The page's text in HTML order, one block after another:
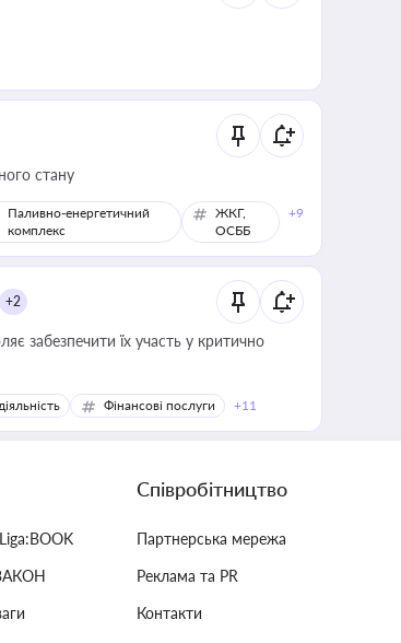
стану
Паливно-енергетичний
комплекс
ЖКГ,
ОСББ
+9
+2
забезпечити їх участь у критично
Фінансові послуги +11
Співробітництво
Партнерська мережа
Реклама та PR
Контакти